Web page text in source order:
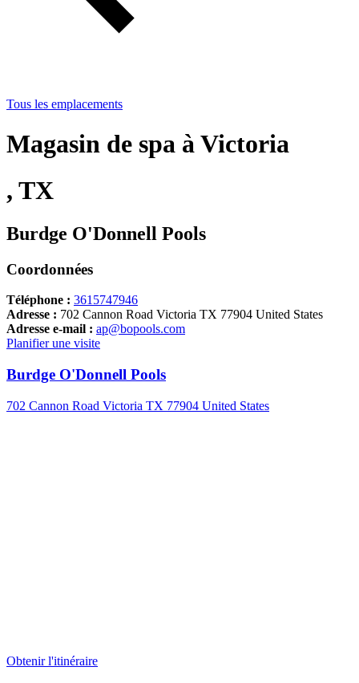
Tous les emplacements
Magasin de spa à Victoria
, TX
Burdge O'Donnell Pools
Coordonnées
Téléphone : 3615747946
Adresse : 702 Cannon Road Victoria TX 77904 United States
Adresse e-mail : ap@bopools.com
Planifier une visite
Burdge O'Donnell Pools
702 Cannon Road Victoria TX 77904 United States
Obtenir l'itinéraire